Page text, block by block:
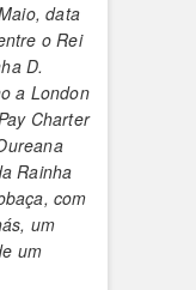
data
o Rei
D.
a London
Charter
Rainha
com
um
um